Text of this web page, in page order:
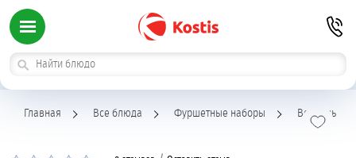
Главная Все блюда Фуршетные наборы Веррины